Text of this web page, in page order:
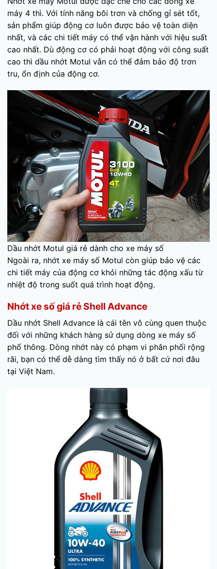
máy 4 thì. Với tính năng bôi trơn và chống gỉ sét tốt,
sản phẩm giúp động cơ luôn được bảo vệ toàn diện
nhất, và các chi tiết máy có thể vận hành với hiệu suất
cao nhất. Dù động cơ có phải hoạt động với công suất
cao thì dầu nhớt Motul vẫn có thể đảm bảo độ trơn
tru, ổn định của động cơ.
Dầu nhớt Motul giá rẻ dành cho xe máy số
Ngoài ra, nhớt xe máy số Motul còn giúp bảo vệ các
chi tiết máy của động cơ khỏi những tác động xấu từ
nhiệt độ trong suốt quá trình hoạt động.
Nhớt xe số giá rẻ Shell Advance
Dầu nhớt Shell Advance là cái tên vô cùng quen thuộc
đối với những khách hàng sử dụng dòng xe máy số
phổ thông. Dòng nhớt này có phạm vi phân phối rộng
rãi, bạn có thể dễ dàng tìm thấy nó ở bất cứ nơi đâu
tại Việt Nam.